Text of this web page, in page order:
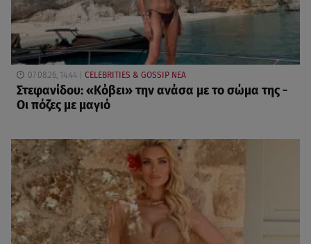
07.08.26, 14:44 CELEBRITIES & GOSSIP ΝΕΑ
Στεφανίδου: «Κόβει» την ανάσα με το σώμα της -
Οι πόζες με μαγιό